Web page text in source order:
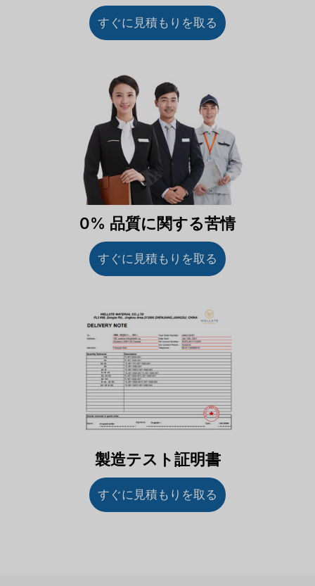
すぐに見積もりを取る
0% 品質に関する苦情
すぐに見積もりを取る
製造テスト証明書
すぐに見積もりを取る